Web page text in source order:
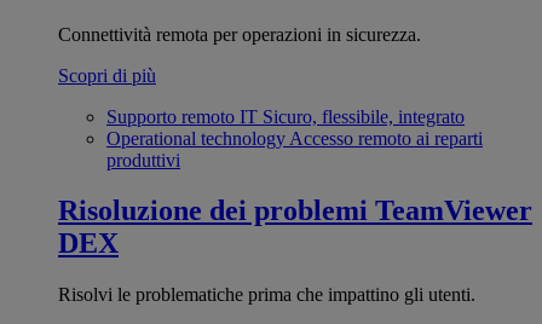
Connettività remota per operazioni in sicurezza.
Scopri di più
Supporto remoto IT Sicuro, flessibile, integrato
Operational technology Accesso remoto ai reparti
produttivi
Risoluzione dei problemi TeamViewer
DEX
Risolvi le problematiche prima che impattino gli utenti.